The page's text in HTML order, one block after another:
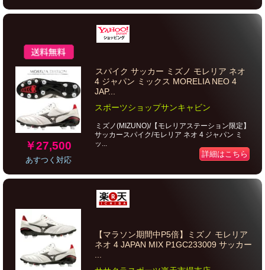
￥27,500
あすつく対応
スパイク サッカー ミズノ モレリア ネオ
4 ジャパン ミックス MORELIA NEO 4
JAP...
スポーツショップサンキャビン
ミズノ(MIZUNO)/【モレリアステーション限定】
サッカースパイク/モレリア ネオ 4 ジャパン ミ
ッ...
詳細はこちら
【マラソン期間中P5倍】ミズノ モレリア
ネオ 4 JAPAN MIX P1GC233009 サッカー